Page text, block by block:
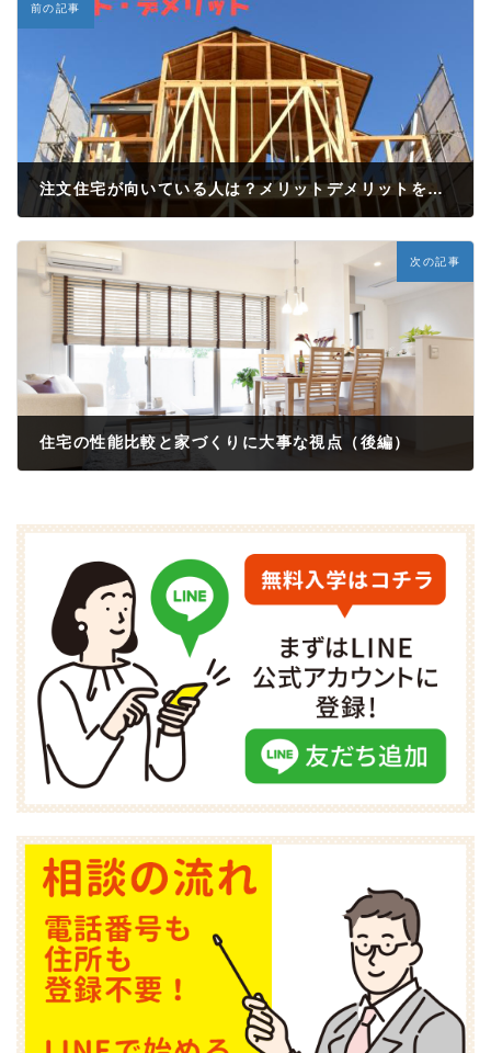
前の記事
注文住宅が向いている人は？メリットデメリットを解説
次の記事
住宅の性能比較と家づくりに大事な視点（後編）